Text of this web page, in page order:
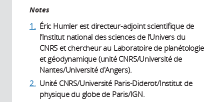
Notes
1. Éric Humler est directeur-adjoint scientifique de
l’Institut national des sciences de l’Univers du
CNRS et chercheur au Laboratoire de planétologie
et géodynamique (unité CNRS/Université de
Nantes/Université d'Angers).
2. Unité CNRS/Université Paris-Diderot/Institut de
physique du globe de Paris/IGN.